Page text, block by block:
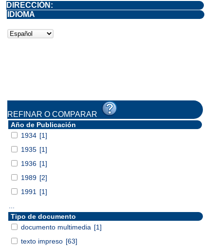
DIRECCIÓN:
IDIOMA
REFINAR O COMPARAR
Año de Publicación
1934 [1]
1935 [1]
1936 [1]
1989 [2]
1991
[1]
Tipo de documento
documento multimedia [1]
texto impreso [63]